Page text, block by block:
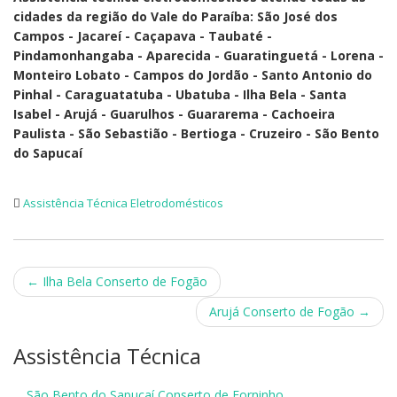
cidades da região do Vale do Paraíba: São José dos
Campos - Jacareí - Caçapava - Taubaté -
Pindamonhangaba - Aparecida - Guaratinguetá - Lorena -
Monteiro Lobato - Campos do Jordão - Santo Antonio do
Pinhal - Caraguatatuba - Ubatuba - Ilha Bela - Santa
Isabel - Arujá - Guarulhos - Guararema - Cachoeira
Paulista - São Sebastião - Bertioga - Cruzeiro - São Bento
do Sapucaí
Assistência Técnica Eletrodomésticos
Post
← Ilha Bela Conserto de Fogão
Arujá Conserto de Fogão →
Assistência Técnica